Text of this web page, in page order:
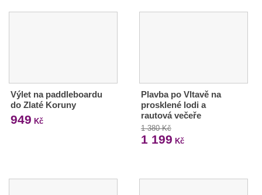
Výlet na paddleboardu
do Zlaté Koruny
949 Kč
Plavba po Vltavě na
prosklené lodi a
rautová večeře
1 380 Kč
1 199 Kč